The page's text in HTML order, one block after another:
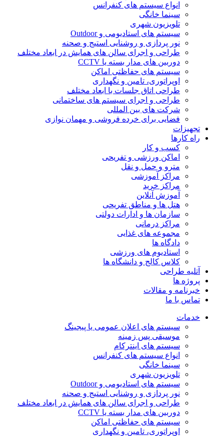
انواع سیستم های کنفرانس
سینما خانگی
تلویزیون شهری
سیستم های استادیومی و Outdoor
نور پردازی و روشنایی استیج و صحنه
طراحی و اجرای سالن های همایش در ابعاد مختلف
دوربین های مدار بسته یا CCTV
سیستم های حفاظتی اماکن
اوپراتوری، تامین و نگهداری
طراحی اتاق جلسات با ابعاد مختلف
طراحی و اجرای سیستم های ساختمانی
شرکت های بین المللی
فضایی برای خرده فروشی و مهمان نوازی
تجهیزات
راه کارها
کسب و کار
اماکن ورزشی و تفریحی
مترو و حمل و نقل
مراکز آموزشی
مراکز خرید
آموزش آنلاین
هتل ها و مناطق تفریحی
سازمان ها و ادارات دولتی
مراکز درمانی
مجموعه های غذایی
دادگاه ها
استادیوم های ورزشی
کلاس کالج و دانشگاه ها
آتلیه طراحی
پروژه ها
خبرنامه و مقالات
تماس با ما
خدمات
سیستم های اعلان عمومی یا پیجینگ
موسیقی پس زمینه
سیستم های اینترکام
انواع سیستم های کنفرانس
سینما خانگی
تلویزیون شهری
سیستم های استادیومی و Outdoor
نور پردازی و روشنایی استیج و صحنه
طراحی و اجرای سالن های همایش در ابعاد مختلف
دوربین های مدار بسته یا CCTV
سیستم های حفاظتی اماکن
اوپراتوری، تامین و نگهداری